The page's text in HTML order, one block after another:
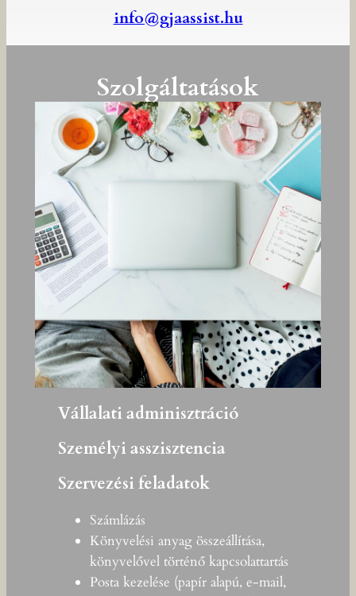
info@gjaassist.hu
Szolgáltatások
Vállalati adminisztráció
Személyi asszisztencia
Szervezési feladatok
Számlázás
Könyvelési anyag összeállítása,
könyvelővel történő kapcsolattartás
Posta kezelése (papír alapú, e-mail,